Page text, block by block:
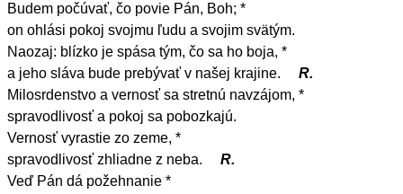
Budem počúvať, čo povie Pán, Boh; *
on ohlási pokoj svojmu ľudu a svojim svätým.
Naozaj: blízko je spása tým, čo sa ho boja, *
a jeho sláva bude prebývať v našej krajine.
R.
Milosrdenstvo a vernosť sa stretnú navzájom, *
spravodlivosť a pokoj sa pobozkajú.
Vernosť vyrastie zo zeme, *
spravodlivosť zhliadne z neba.
R.
Veď Pán dá požehnanie *